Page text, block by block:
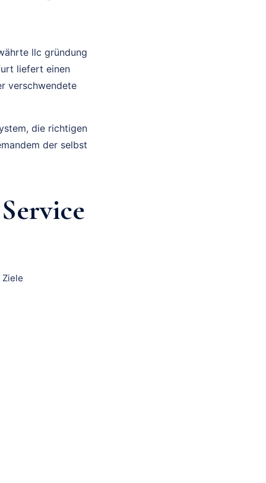
llc gründung
liefert einen
verschwendete
die richtigen
der selbst